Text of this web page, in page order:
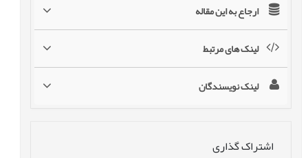
ارجاع به این مقاله
لینک های مرتبط
لینک نویسندگان
اشتراک گذاری